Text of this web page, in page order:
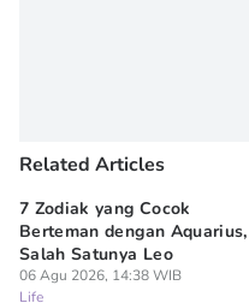
Related Articles
7 Zodiak yang Cocok
Berteman dengan Aquarius,
Salah Satunya Leo
06 Agu 2026, 14:38 WIB
Life